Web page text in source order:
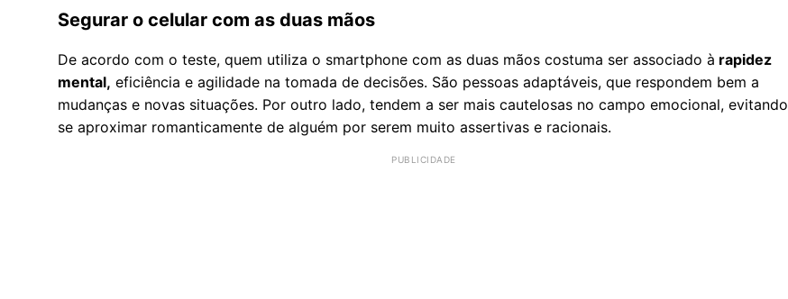
Segurar o celular com as duas mãos
De acordo com o teste, quem utiliza o smartphone com as duas mãos costuma ser associado à rapidez
mental, eficiência e agilidade na tomada de decisões. São pessoas adaptáveis, que respondem bem a
mudanças e novas situações. Por outro lado, tendem a ser mais cautelosas no campo emocional, evitando
se aproximar romanticamente de alguém por serem muito assertivas e racionais.